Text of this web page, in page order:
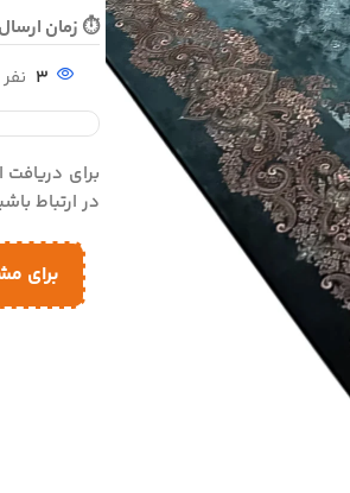
⏱ زمان ارسال: در صورت موجودی 1 الی
3
برای
در ارتباط
برای